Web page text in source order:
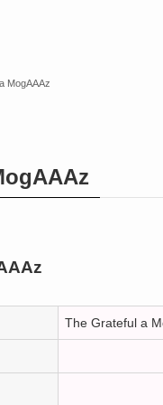
MogAAAz
The Grateful a